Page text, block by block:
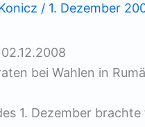
/ 1. Dezember
02.12.2008
bei Wahlen in
1. Dezember